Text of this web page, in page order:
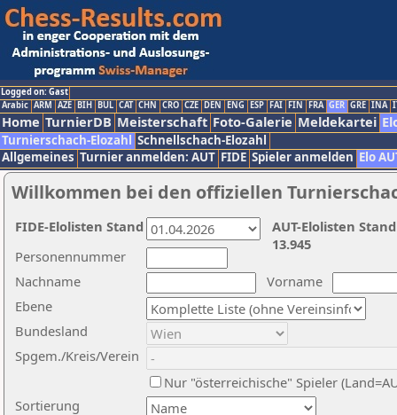
Logged on: Gast
Arabic ARM AZE BIH BUL CAT CHN CRO CZE DEN ENG ESP FAI FIN FRA GER GRE INA
Home TurnierDB Meisterschaft Foto-Galerie Meldekartei
Turnierschach-Elozahl Schnellschach-Elozahl
Allgemeines Turnier anmelden: AUT FIDE Spieler anmelden Elo
Willkommen bei den offiziellen
Nachname
Vorname
Ebene
Sortierung
Personennummer
Bundesland
Spgem./Kreis/Verein
Nur "österreichische" Spieler
AUT-Elolisten
13.945
FIDE-Elolisten Stand